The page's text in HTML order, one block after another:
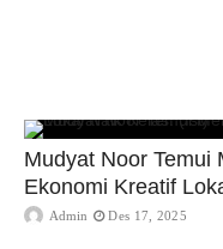
Mudyat Noor Temui
Ekonomi Kreatif
Admin Des 17, 2025